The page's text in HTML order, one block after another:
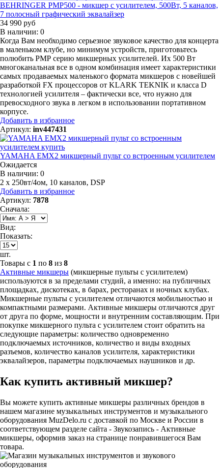
BEHRINGER PMP500 - микшер с усилителем, 500Вт, 5 каналов,
7 полосный графический эквалайзер
34 990 руб
В наличии: 0
Когда Вам необходимо серьезное звуковое качество для концерта
в маленьком клубе, но минимум устройств, приготовьтесь
полюбить РМР серию микшерных усилителей. Их 500 Вт
многоканальная все в одном комбинация имеет характеристики
самых продаваемых маленького формата микшеров с новейшей
разработкой FX процессоров от KLARK TEKNIK и класса D
технологией усилителя – фактически все, что нужно для
превосходного звука в легком в использовании портативном
корпусе.
Добавить в избранное
Артикул: inv447431
YAMAHA EMX2 микшерный пульт со встроенным усилителем
Ожидается
В наличии: 0
2 х 250вт/4ом, 10 каналов, DSP
Добавить в избранное
Артикул: 7878
Сначала:
Вид:
Показать:
шт.
Товары с 1 по 8 из 8
Активные микшеры (микшерные пульты с усилителем)
используются в за пределами студий, а именно: на публичных
площадках, дискотеках, в барах, ресторанах и ночных клубах.
Микшерные пульты с усилителем отличаются мобильностью и
компактными размерами. Активные микшеры отличаются друг
от друга по форме, мощности и внутренним составляющим. При
покупке микшерного пульта с усилителем стоит обратить на
следующие параметры: количество одновременно
подключаемых источников, количество и виды входных
разъемов, количество каналов усилителя, характеристики
эквалайзеров, параметры подключаемых наушников и др.
Как купить активный микшер?
Вы можете купить активные микшеры различных брендов в
нашем магазине музыкальных инструментов и музыкального
оборудования MuzDelo.ru с доставкой по Москве и России в
соответствующем разделе сайта - Звукозапись - Активные
микшеры, оформив заказ на странице понравившегося Вам
товара.